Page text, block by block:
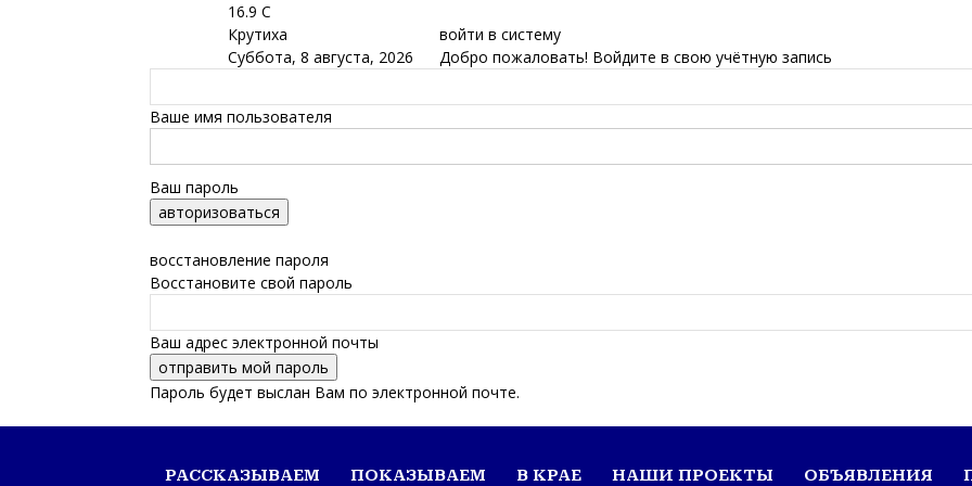
16.9 C
Крутиха
Суббота, 8 августа, 2026
войти в систему
Добро пожаловать! Войдите в свою учётную запись
Ваше имя пользователя
Ваш пароль
восстановление пароля
Восстановите свой пароль
Ваш адрес электронной почты
Пароль будет выслан Вам по электронной почте.
РАССКАЗЫВАЕМ ПОКАЗЫВАЕМ В КРАЕ НАШИ ПРОЕКТЫ ОБЪЯВЛЕНИЯ